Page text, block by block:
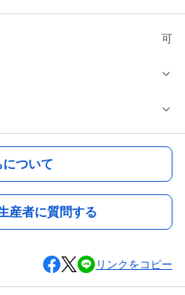
可
ついて
産者に質問する
リンクをコピー